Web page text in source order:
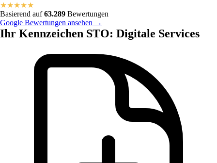
★★★★★
Basierend auf63.289 Bewertungen
Google Bewertungen ansehen →
Ihr Kennzeichen STO: Digitale Services